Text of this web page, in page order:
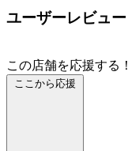
ユーザーレビュー
この店舗を応援する！
ここから応援